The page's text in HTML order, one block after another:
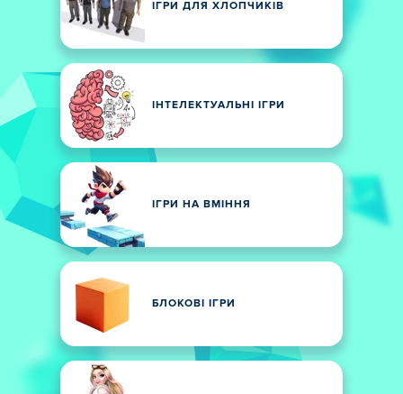
ІГРИ ДЛЯ ХЛОПЧИКІВ
ІНТЕЛЕКТУАЛЬНІ ІГРИ
ІГРИ НА ВМІННЯ
БЛОКОВІ ІГРИ